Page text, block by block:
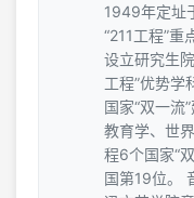
1949年定址
“211工程”
设立研究生
工程”优势学
国家“双一流
教育学、世
程6个国家“
国第19位。